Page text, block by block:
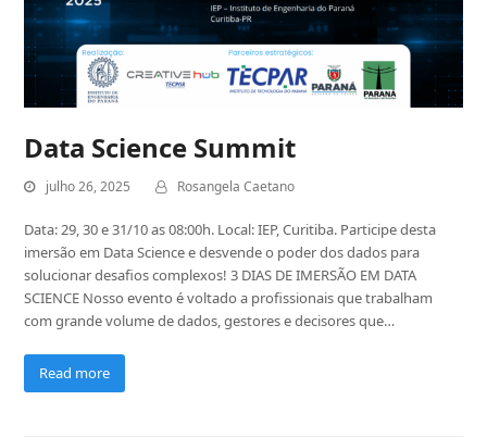
Data Science Summit
julho 26, 2025 Rosangela Caetano
Data: 29, 30 e 31/10 as 08:00h. Local: IEP, Curitiba. Participe desta
imersão em Data Science e desvende o poder dos dados para
solucionar desafios complexos! 3 DIAS DE IMERSÃO EM DATA
SCIENCE Nosso evento é voltado a profissionais que trabalham
com grande volume de dados, gestores e decisores que…
Read more